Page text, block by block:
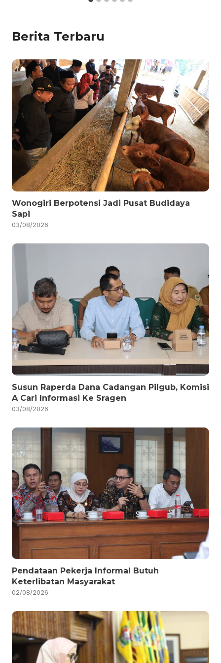
Berita Terbaru
Wonogiri Berpotensi Jadi Pusat Budidaya
Sapi
03/08/2026
Susun Raperda Dana Cadangan Pilgub, Komisi
A Cari Informasi Ke Sragen
03/08/2026
Pendataan Pekerja Informal Butuh
Keterlibatan Masyarakat
02/08/2026